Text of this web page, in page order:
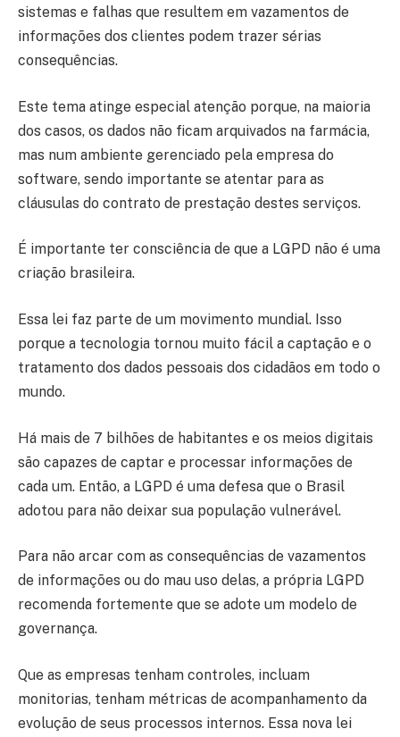
sistemas e falhas que resultem em vazamentos de
informações dos clientes podem trazer sérias
consequências.
Este tema atinge especial atenção porque, na maioria
dos casos, os dados não ficam arquivados na farmácia,
mas num ambiente gerenciado pela empresa do
software, sendo importante se atentar para as
cláusulas do contrato de prestação destes serviços.
É importante ter consciência de que a LGPD não é uma
criação brasileira.
Essa lei faz parte de um movimento mundial. Isso
porque a tecnologia tornou muito fácil a captação e o
tratamento dos dados pessoais dos cidadãos em todo o
mundo.
Há mais de 7 bilhões de habitantes e os meios digitais
são capazes de captar e processar informações de
cada um. Então, a LGPD é uma defesa que o Brasil
adotou para não deixar sua população vulnerável.
Para não arcar com as consequências de vazamentos
de informações ou do mau uso delas, a própria LGPD
recomenda fortemente que se adote um modelo de
governança.
Que as empresas tenham controles, incluam
monitorias, tenham métricas de acompanhamento da
evolução de seus processos internos. Essa nova lei